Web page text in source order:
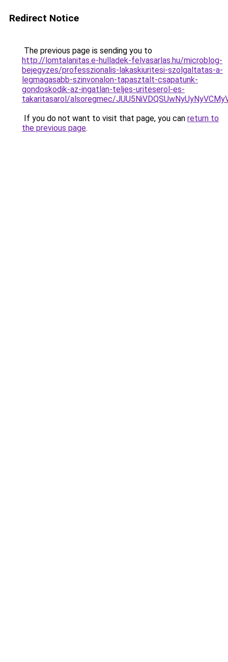
Redirect Notice
The previous page is sending you to
http://lomtalanitas.e-hulladek-felvasarlas.hu/microblog-
bejegyzes/professzionalis-lakaskiuritesi-szolgaltatas-a-
legmagasabb-szinvonalon-tapasztalt-csapatunk-
gondoskodik-az-ingatlan-teljes-uriteserol-es-
takaritasarol/alsoregmec/
If you do not want to visit that page, you can return to
the previous page.